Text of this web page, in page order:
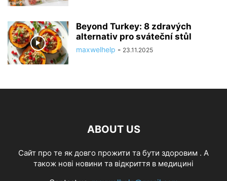
Beyond Turkey: 8 zdravých
alternativ pro sváteční stůl
maxwelhelp - 23.11.2025
ABOUT US
Cайт про те як довго прожити та бути здоровим . А
також нові новини та відкриття в медицині